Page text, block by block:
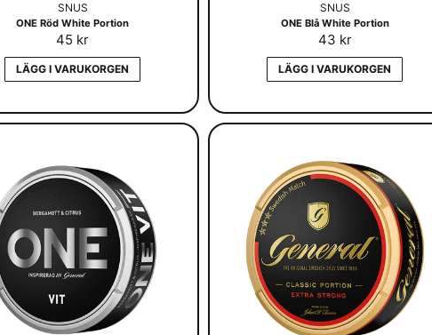
SNUS
ONE Röd White Portion
45 kr
LÄGG I VARUKORGEN
SNUS
ONE Blå White Portion
43 kr
LÄGG I VARUKORGEN